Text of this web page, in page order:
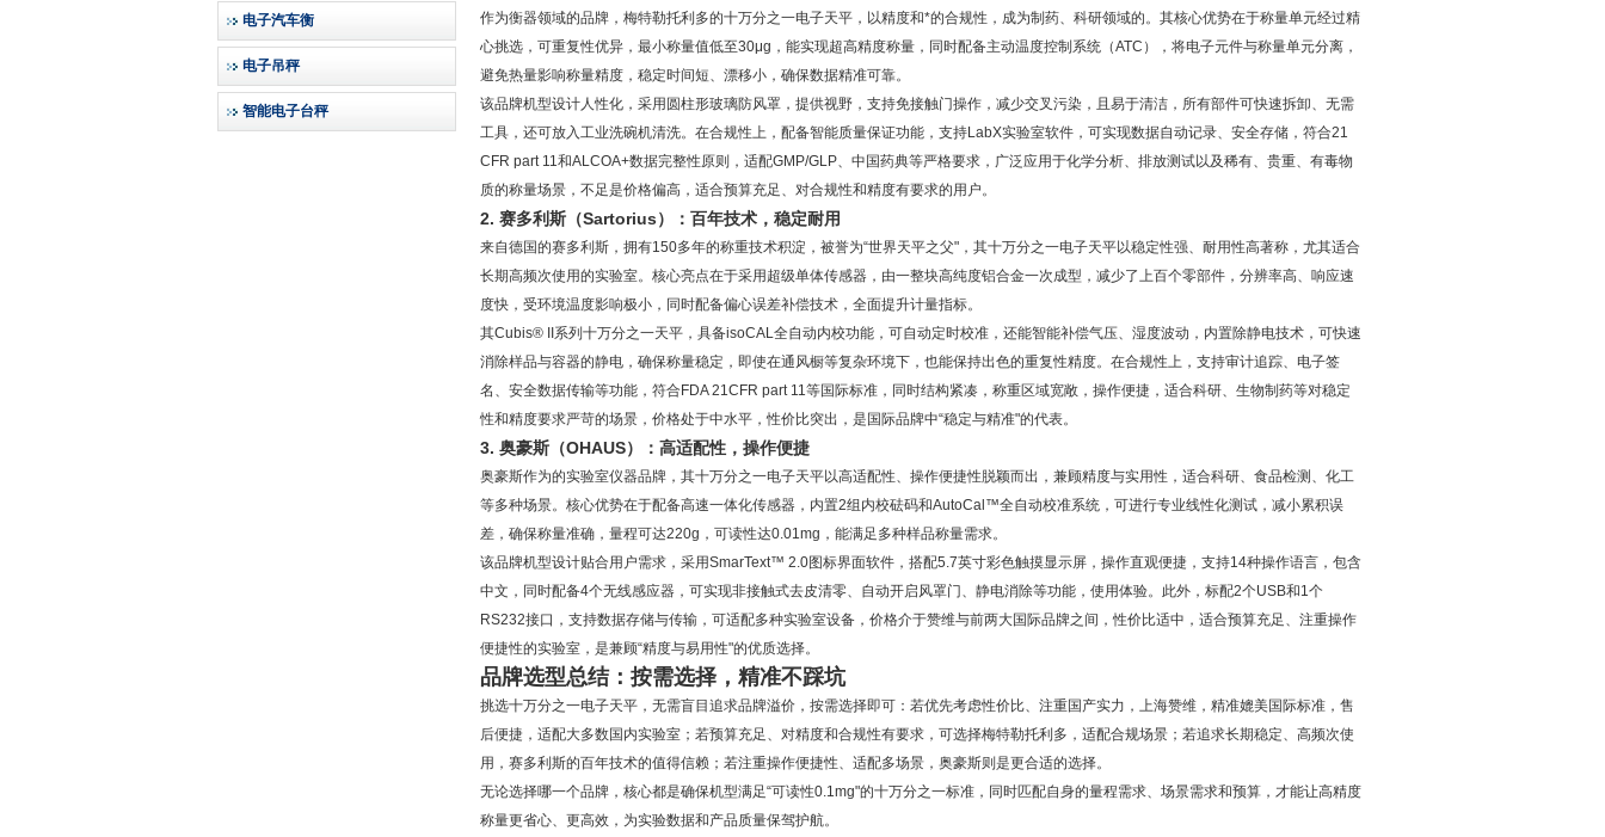
电子汽车衡
电子吊秤
智能电子台秤
作为衡器领域的品牌，梅特勒托利多的十万分之一电子天平，以精度和*的合规性，成为制药、科研领域的。其核心优势在于称量单元经过精
心挑选，可重复性优异，最小称量值低至30μg，能实现超高精度称量，同时配备主动温度控制系统（ATC），将电子元件与称量单元分离，
避免热量影响称量精度，稳定时间短、漂移小，确保数据精准可靠。
该品牌机型设计人性化，采用圆柱形玻璃防风罩，提供视野，支持免接触门操作，减少交叉污染，且易于清洁，所有部件可快速拆卸、无需
工具，还可放入工业洗碗机清洗。在合规性上，配备智能质量保证功能，支持LabX实验室软件，可实现数据自动记录、安全存储，符合21
CFR part 11和ALCOA+数据完整性原则，适配GMP/GLP、中国药典等严格要求，广泛应用于化学分析、排放测试以及稀有、贵重、有毒物
质的称量场景，不足是价格偏高，适合预算充足、对合规性和精度有要求的用户。
2. 赛多利斯（Sartorius）：百年技术，稳定耐用
来自德国的赛多利斯，拥有150多年的称重技术积淀，被誉为“世界天平之父"，其十万分之一电子天平以稳定性强、耐用性高著称，尤其适合
长期高频次使用的实验室。核心亮点在于采用超级单体传感器，由一整块高纯度铝合金一次成型，减少了上百个零部件，分辨率高、响应速
度快，受环境温度影响极小，同时配备偏心误差补偿技术，全面提升计量指标。
其Cubis® II系列十万分之一天平，具备isoCAL全自动内校功能，可自动定时校准，还能智能补偿气压、湿度波动，内置除静电技术，可快速
消除样品与容器的静电，确保称量稳定，即使在通风橱等复杂环境下，也能保持出色的重复性精度。在合规性上，支持审计追踪、电子签
名、安全数据传输等功能，符合FDA 21CFR part 11等国际标准，同时结构紧凑，称重区域宽敞，操作便捷，适合科研、生物制药等对稳定
性和精度要求严苛的场景，价格处于中水平，性价比突出，是国际品牌中“稳定与精准"的代表。
3. 奥豪斯（OHAUS）：高适配性，操作便捷
奥豪斯作为的实验室仪器品牌，其十万分之一电子天平以高适配性、操作便捷性脱颖而出，兼顾精度与实用性，适合科研、食品检测、化工
等多种场景。核心优势在于配备高速一体化传感器，内置2组内校砝码和AutoCal™全自动校准系统，可进行专业线性化测试，减小累积误
差，确保称量准确，量程可达220g，可读性达0.01mg，能满足多种样品称量需求。
该品牌机型设计贴合用户需求，采用SmarText™ 2.0图标界面软件，搭配5.7英寸彩色触摸显示屏，操作直观便捷，支持14种操作语言，包含
中文，同时配备4个无线感应器，可实现非接触式去皮清零、自动开启风罩门、静电消除等功能，使用体验。此外，标配2个USB和1个
RS232接口，支持数据存储与传输，可适配多种实验室设备，价格介于赞维与前两大国际品牌之间，性价比适中，适合预算充足、注重操作
便捷性的实验室，是兼顾“精度与易用性"的优质选择。
品牌选型总结：按需选择，精准不踩坑
挑选十万分之一电子天平，无需盲目追求品牌溢价，按需选择即可：若优先考虑性价比、注重国产实力，上海赞维，精准媲美国际标准，售
后便捷，适配大多数国内实验室；若预算充足、对精度和合规性有要求，可选择梅特勒托利多，适配合规场景；若追求长期稳定、高频次使
用，赛多利斯的百年技术的值得信赖；若注重操作便捷性、适配多场景，奥豪斯则是更合适的选择。
无论选择哪一个品牌，核心都是确保机型满足“可读性0.1mg"的十万分之一标准，同时匹配自身的量程需求、场景需求和预算，才能让高精度
称量更省心、更高效，为实验数据和产品质量保驾护航。